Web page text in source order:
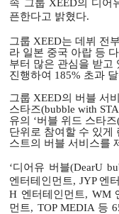
속 그룹 XEED의 디어
픈한다고 밝혔다.
그룹 XEED는 데뷔 전
라 일본 중국 아랍 등
부터 많은 관심을 받고
진행하여 185% 초과
그룹 XEED의 버블 서
스타즈(bubble with
유의 ‘버블 위드 스타즈
단위로 참여할 수 있게
스트의 버블 서비스를
‘디어유 버블(DearU
엔터테인먼트, JYP 엔
H 엔터테인먼트, WM
먼트, TOP MEDIA 등